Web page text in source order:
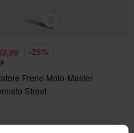
-25%
Freno Moto-Master
Street